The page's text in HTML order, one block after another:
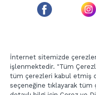
ETBIS
İnternet sitemizde çerezler
işlenmektedir. "Tüm
tüm çerezleri kabul etmiş
seçeneğine tıklayarak